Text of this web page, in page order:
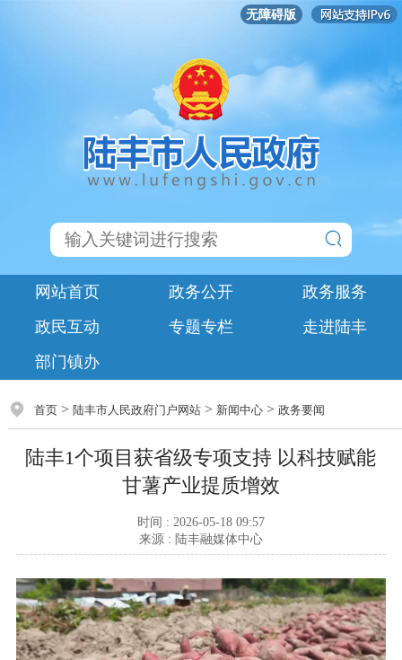
无障碍版
网站首页 政务公开
政务服务
政民互动
专题专栏
走进陆丰
部门镇办
首页> 陆丰市人民政府门户网站> 新闻中心> 政务要闻
陆丰1个项目获省级专项支持 以科技赋能
甘薯产业提质增效
时间 : 2026-05-18 09:57
来源 : 陆丰融媒体中心